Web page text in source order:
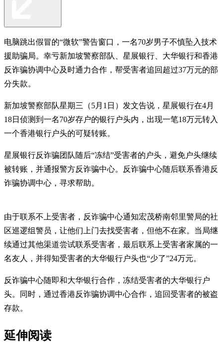
电脑跳出假冒的“微软”警告窗口，一名70岁男子不慎坠入技术
援助骗局。幸亏新加坡警察部队、星展银行、大华银行和香港
反诈骗协调中心及时通力合作，帮受害者追回超过37万元的部
分失款。
新加坡警察部队星期三（5月1日）发文告说，星展银行在4月
18日侦测到一名70岁存户的银行户头内，出现一笔18万元转入
一个香港银行户头的可疑转账。
星展银行反诈骗团队随后“冻结”受害者的户头，避免户头继续
被转账，并通报警方反诈骗中心。反诈骗中心随后联系香港反
诈骗协调中心，寻求帮助。
由于联系不上受害者，反诈骗中心通知宏茂桥南邻里警局的社
区巡逻组警员，让他们上门去找受害者，但他不在家。当局继
续通过其他渠道尝试联系受害者，最后联系上受害者家属的一
名友人，并得知受害者的大华银行户头也“少了”24万元。
反诈骗中心随即和大华银行合作，冻结受害者的大华银行户
头。同时，通过香港反诈骗协调中心合作，追回受害者的被盗
存款。
延伸阅读